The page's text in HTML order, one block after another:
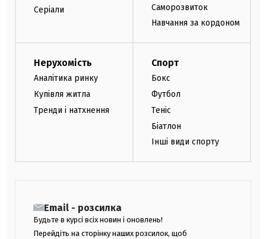
Серіали
Саморозвиток
Навчання за кордоном
Нерухомість
Аналітика ринку
Купівля житла
Тренди і натхнення
Спорт
Бокс
Футбол
Теніс
Біатлон
Інші види спорту
Email - розсилка
Будьте в курсі всіх новин і оновлень!
Перейдіть на сторінку наших розсилок, щоб